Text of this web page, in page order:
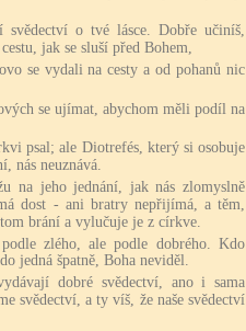
o tvé lásce. Dobře učiníš,
jak se sluší před Bohem,
se vydali na cesty a od pohanů nic
se ujímat, abychom měli podíl na
psal; ale Diotrefés, který si osobuje
nás neuznává.
na jeho jednání, jak nás zlomyslně
dost - ani bratry nepřijímá, a těm,
brání a vylučuje je z církve.
zlého, ale podle dobrého. Kdo
jedná špatně, Boha neviděl.
dobré svědectví, ano i sama
svědectví, a ty víš, že naše svědectví